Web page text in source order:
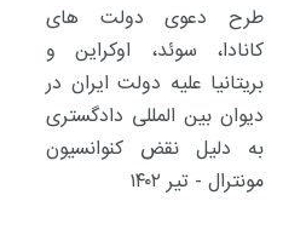
طرح دعوی دولت های
کانادا، سوئد، اوکراین و
بریتانیا علیه دولت ایران در
دیوان بین المللی دادگستری
به دلیل نقض کنوانسیون
مونترال - تیر ۱۴۰۲